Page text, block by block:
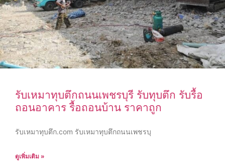
รับเหมาทุบตึกถนนเพชรบุรี รับทุบตึก รับรื้อ
ถอนอาคาร รื้อถอนบ้าน ราคาถูก
รับเหมาทุบตึก.com รับเหมาทุบตึกถนนเพชรบุ
ดูเพิ่มเติม »